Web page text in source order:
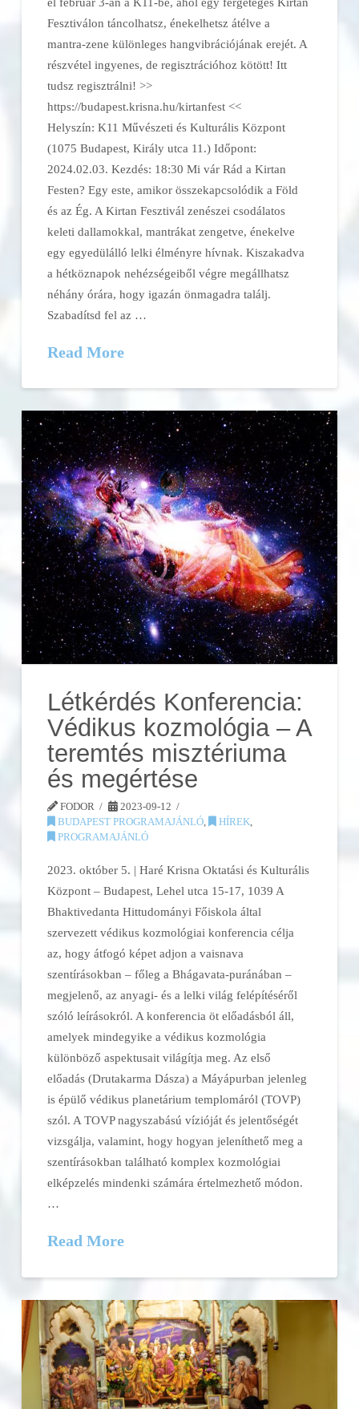
Fesztiválon táncolhatsz, énekelhetsz átélve a
mantra-zene különleges hangvibrációjának erejét. A
részvétel ingyenes, de regisztrációhoz kötött! Itt
tudsz regisztrálni! >>
https://budapest.krisna.hu/kirtanfest <<
Helyszín: K11 Művészeti és Kulturális Központ
(1075 Budapest, Király utca 11.) Időpont:
2024.02.03. Kezdés: 18:30 Mi vár Rád a Kirtan
Festen? Egy este, amikor összekapcsolódik a Föld
és az Ég. A Kirtan Fesztivál zenészei csodálatos
keleti dallamokkal, mantrákat zengetve, énekelve
egy egyedülálló lelki élményre hívnak. Kiszakadva
a hétköznapok nehézségeiből végre megállhatsz
néhány órára, hogy igazán önmagadra találj.
Szabadítsd fel az …
Read More
Létkérdés Konferencia:
Védikus kozmológia – A
teremtés misztériuma
és megértése
FODOR
2023-09-12
BUDAPEST PROGRAMAJÁNLÓ
HÍREK
PROGRAMAJÁNLÓ
2023. október 5. | Haré Krisna Oktatási és Kulturális
Központ – Budapest, Lehel utca 15-17, 1039 A
Bhaktivedanta Hittudományi Főiskola által
szervezett védikus kozmológiai konferencia célja
az, hogy átfogó képet adjon a vaisnava
szentírásokban – főleg a Bhágavata-puránában –
megjelenő, az anyagi- és a lelki világ felépítéséről
szóló leírásokról. A konferencia öt előadásból áll,
amelyek mindegyike a védikus kozmológia
különböző aspektusait világítja meg. Az első
előadás (Drutakarma Dásza) a Máyápurban jelenleg
is épülő védikus planetárium templomáról (TOVP)
szól. A TOVP nagyszabású vízióját és jelentőségét
vizsgálja, valamint, hogy hogyan jeleníthető meg a
szentírásokban található komplex kozmológiai
elképzelés mindenki számára értelmezhető módon.
…
Read More